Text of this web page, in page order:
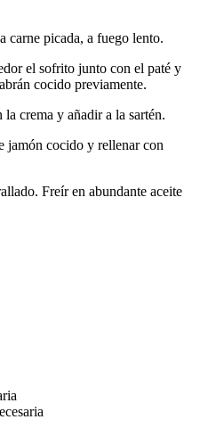
carne picada, a fuego lento.
el sofrito junto con el paté y
cocido previamente.
crema y añadir a la sartén.
jamón cocido y rellenar con
Freír en abundante aceite